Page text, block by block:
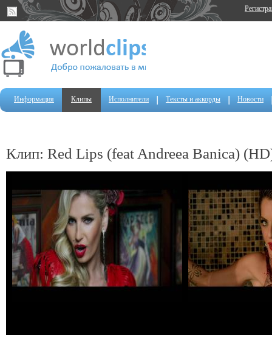
Информация Клипы Исполнители Тексты и аккорды Новости
Клип: Red Lips (feat Andreea Banica)